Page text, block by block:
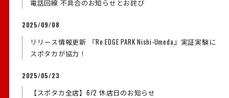
電話回線 不具合のお知らせとお詫び
2025/09/08
リリース情報更新 『Re:EDGE PARK Nishi-Umeda』実証実験に
スポタカが協力！
2025/05/23
【スポタカ全店】6/2 休店日のお知らせ